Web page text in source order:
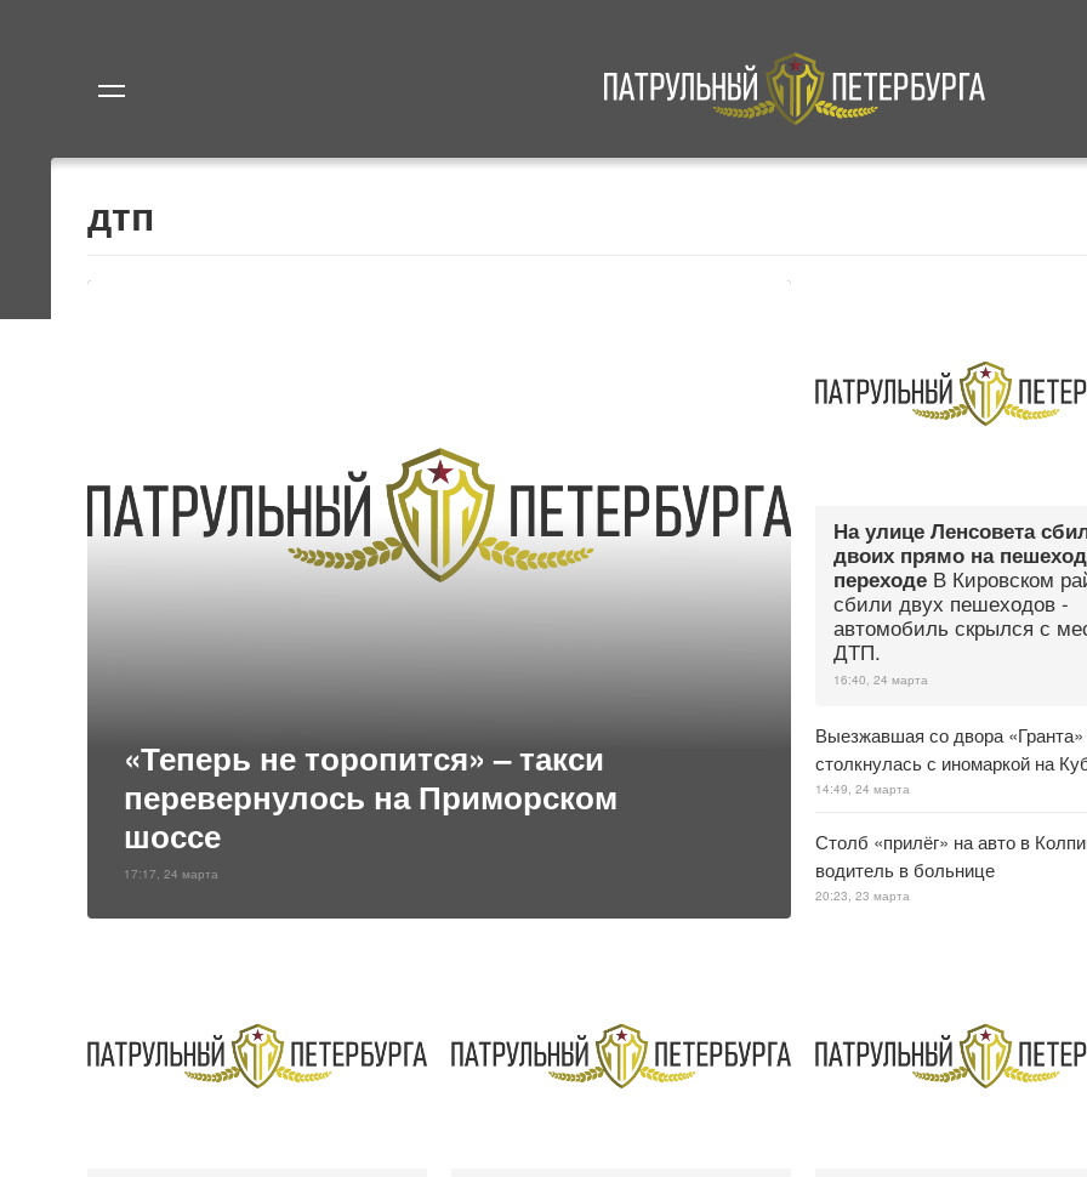
дтп
«Теперь не торопится» – такси
перевернулось на Приморском
шоссе
17:17, 24 марта
На улице Ленсовета
двоих прямо на
переходе В Кировском
сбили двух пешеходов -
автомобиль скрылся с
ДТП.
16:40, 24 марта
Выезжавшая со двора «Гранта»
столкнулась с иномаркой на
14:49, 24 марта
Столб «прилёг» на авто в
водитель в больнице
20:23, 23 марта